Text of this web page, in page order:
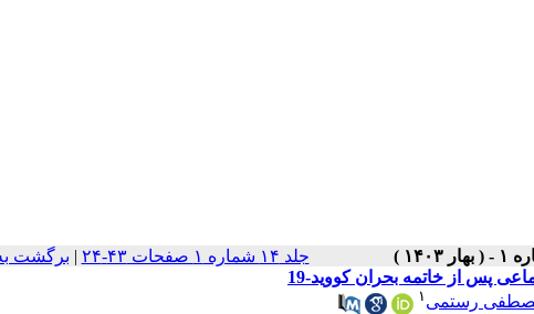
جلد ۱۴ شماره ۱ صفحات ۴۳-۲۴ | برگشت
پس از خاتمه بحران کووید-19
رستمی ۱